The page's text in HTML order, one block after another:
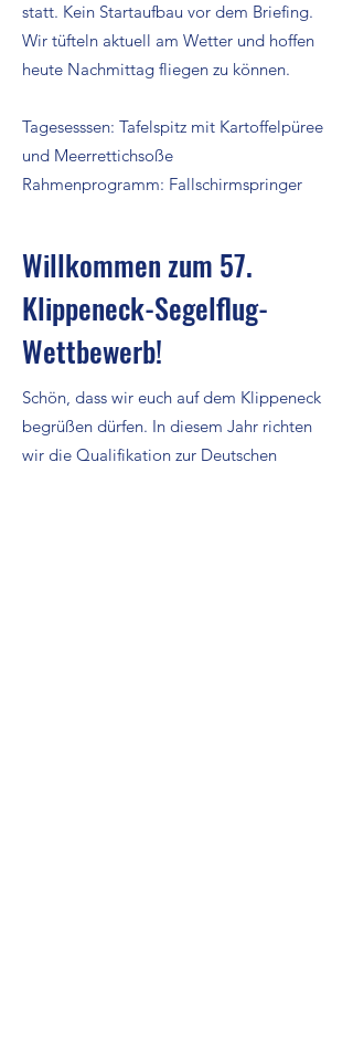
statt. Kein Startaufbau vor dem Briefing.
Wir tüfteln aktuell am Wetter und hoffen
heute Nachmittag fliegen zu können.
Tagesesssen: Tafelspitz mit Kartoffelpüree
und Meerrettichsoße
Rahmenprogramm: Fallschirmspringer
Willkommen zum 57.
Klippeneck-Segelflug-
Wettbewerb!
Schön, dass wir euch auf dem Klippeneck
begrüßen dürfen. In diesem Jahr richten
wir die Qualifikation zur Deutschen